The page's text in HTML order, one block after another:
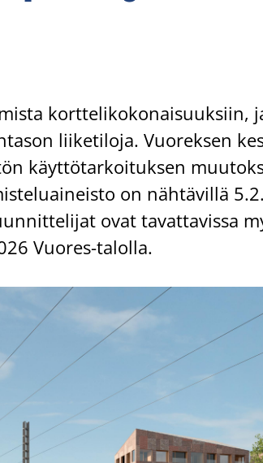
kort­te­li­ko­ko­nai­suuk­siin,
lii­ke­ti­lo­ja. Vuo­rek­sen
käyt­tö­tar­koi­tuk­sen
on näh­tä­vil­lä
ovat ta­vat­ta­vis­sa
Vuores-​talolla.